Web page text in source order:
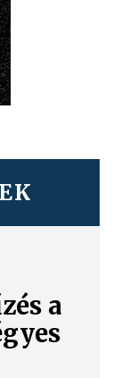
a